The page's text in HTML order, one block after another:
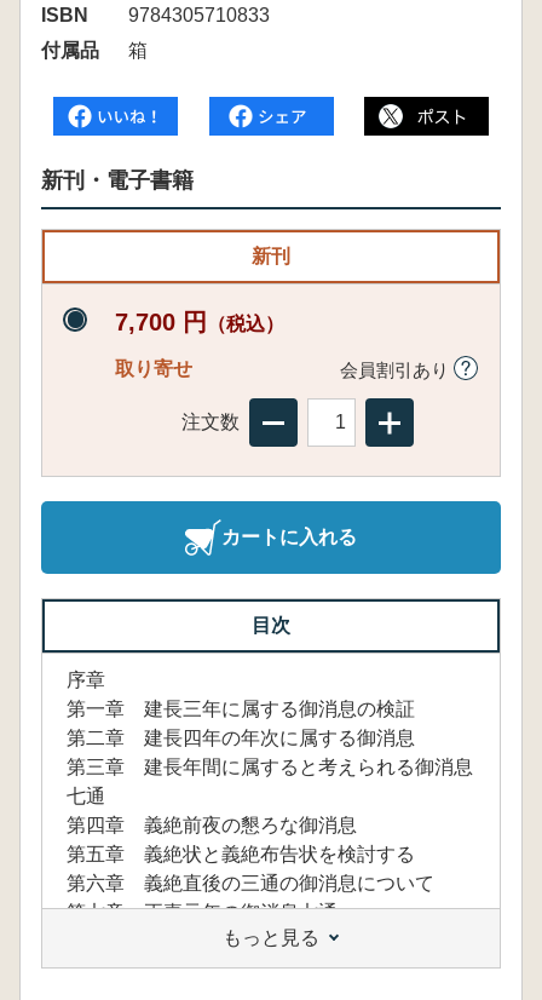
ISBN
9784305710833
付属品
箱
新刊・電子書籍
新刊
7,700 円 （税込）
取り寄せ 会員割引あり
注文数
カートに入れる
目次
序章
第一章 建長三年に属する御消息の検証
第二章 建長四年の年次に属する御消息
第三章 建長年間に属すると考えられる御消息
七通
第四章 義絶前夜の懇ろな御消息
第五章 義絶状と義絶布告状を検討する
第六章 義絶直後の三通の御消息について
第七章 正嘉元年の御消息七通
第八章 正嘉二年前半の御消息五通
第九章 正嘉二年十月から文応元年まで
もっと見る